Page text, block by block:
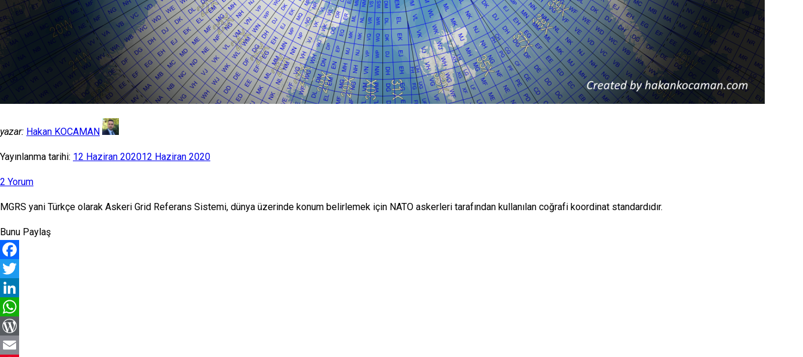
yazar: Hakan KOCAMAN
Yayınlanma tarihi: 12 Haziran 202012 Haziran 2020
2 Yorum
MGRS yani Türkçe olarak Askeri Grid Referans Sistemi, dünya üzerinde konum belirlemek için NATO askerleri tarafından kullanılan coğrafi koordinat standardıdır.
Bunu Paylaş
Facebook
Twitter
LinkedIn
WhatsApp
WordPress